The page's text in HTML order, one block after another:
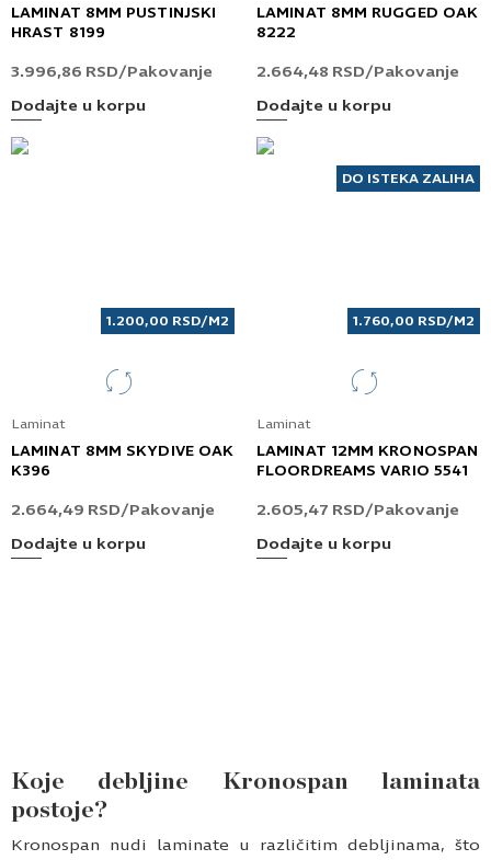
LAMINAT 8MM PUSTINJSKI
HRAST 8199
3.996,86 RSD/Pakovanje
Dodajte u korpu
LAMINAT 8MM RUGGED OAK
8222
2.664,48 RSD/Pakovanje
Dodajte u korpu
1.200,00 RSD/M2
Laminat
LAMINAT 8MM SKYDIVE OAK
K396
2.664,49 RSD/Pakovanje
Dodajte u korpu
DO ISTEKA ZALIHA
1.760,00 RSD/M2
Laminat
LAMINAT 12MM KRONOSPAN
FLOORDREAMS VARIO 5541
2.605,47 RSD/Pakovanje
Dodajte u korpu
Koje debljine Kronospan laminata
postoje?
Kronospan nudi laminate u različitim debljinama, što